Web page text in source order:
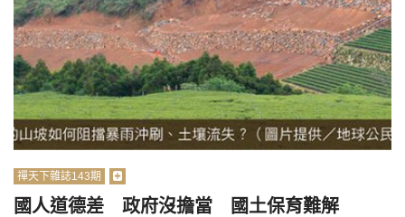
禪天下雜誌143期
國人道德差 政府沒擔當 國土保育難解